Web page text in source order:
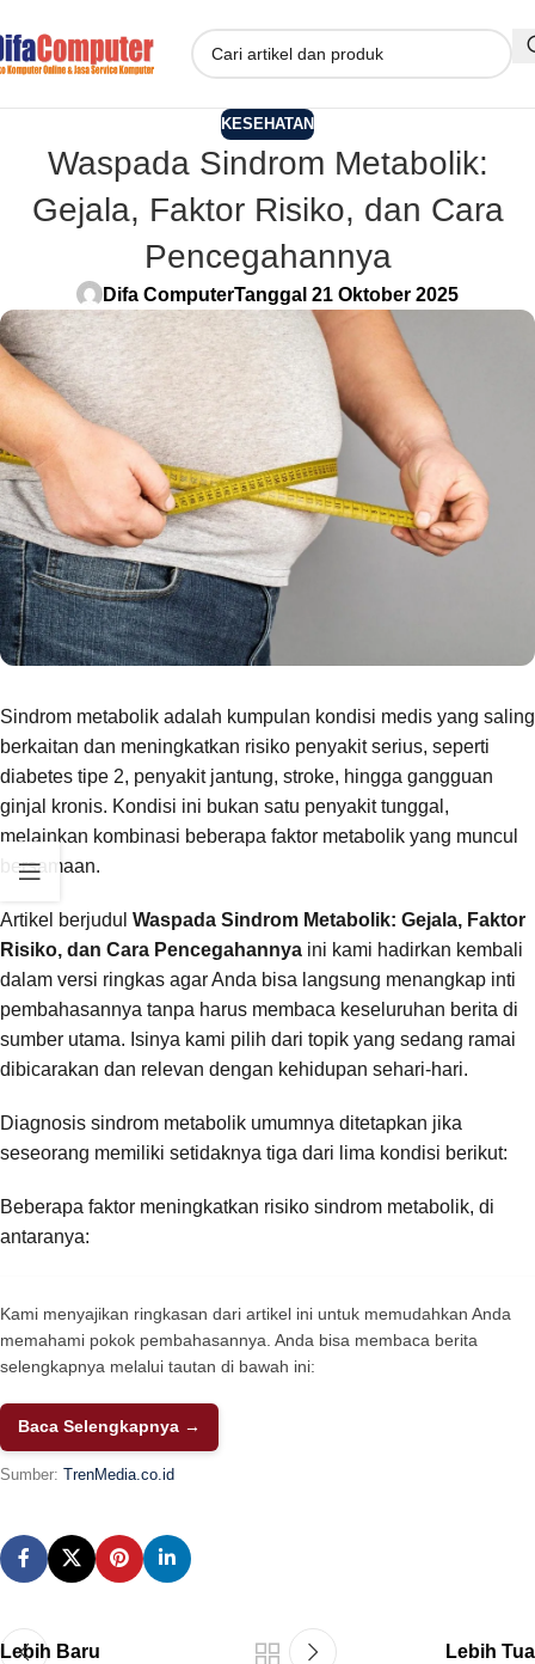
KESEHATAN
Waspada Sindrom Metabolik:
Gejala, Faktor Risiko, dan Cara
Pencegahannya
Difa ComputerTanggal 21 Oktober 2025
Sindrom metabolik adalah kumpulan kondisi medis yang saling
berkaitan dan meningkatkan risiko penyakit serius, seperti
diabetes tipe 2, penyakit jantung, stroke, hingga gangguan
ginjal kronis. Kondisi ini bukan satu penyakit tunggal,
melainkan kombinasi beberapa faktor metabolik yang muncul
bersamaan.
Artikel berjudul Waspada Sindrom Metabolik: Gejala, Faktor
Risiko, dan Cara Pencegahannya ini kami hadirkan kembali
dalam versi ringkas agar Anda bisa langsung menangkap inti
pembahasannya tanpa harus membaca keseluruhan berita di
sumber utama. Isinya kami pilih dari topik yang sedang ramai
dibicarakan dan relevan dengan kehidupan sehari-hari.
Diagnosis sindrom metabolik umumnya ditetapkan jika
seseorang memiliki setidaknya tiga dari lima kondisi berikut:
Beberapa faktor meningkatkan risiko sindrom metabolik, di
antaranya:
Kami menyajikan ringkasan dari artikel ini untuk memudahkan Anda
memahami pokok pembahasannya. Anda bisa membaca berita
selengkapnya melalui tautan di bawah ini:
Baca Selengkapnya →
Sumber: TrenMedia.co.id
Lebih Baru Lebih Tua